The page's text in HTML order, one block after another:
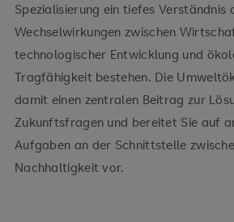
Spezialisierung ein tiefes Verständnis
Wechselwirkungen zwischen
technologischer Entwicklung und
Tragfähigkeit bestehen. Die
damit einen zentralen Beitrag zur
Zukunftsfragen und bereitet Sie auf
Aufgaben an der Schnittstelle
Nachhaltigkeit vor.